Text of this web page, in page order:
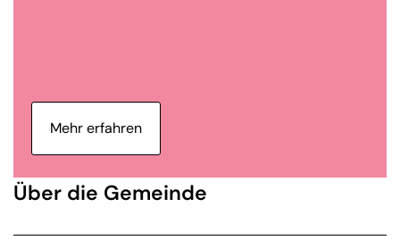
Mehr erfahren
Über die Gemeinde